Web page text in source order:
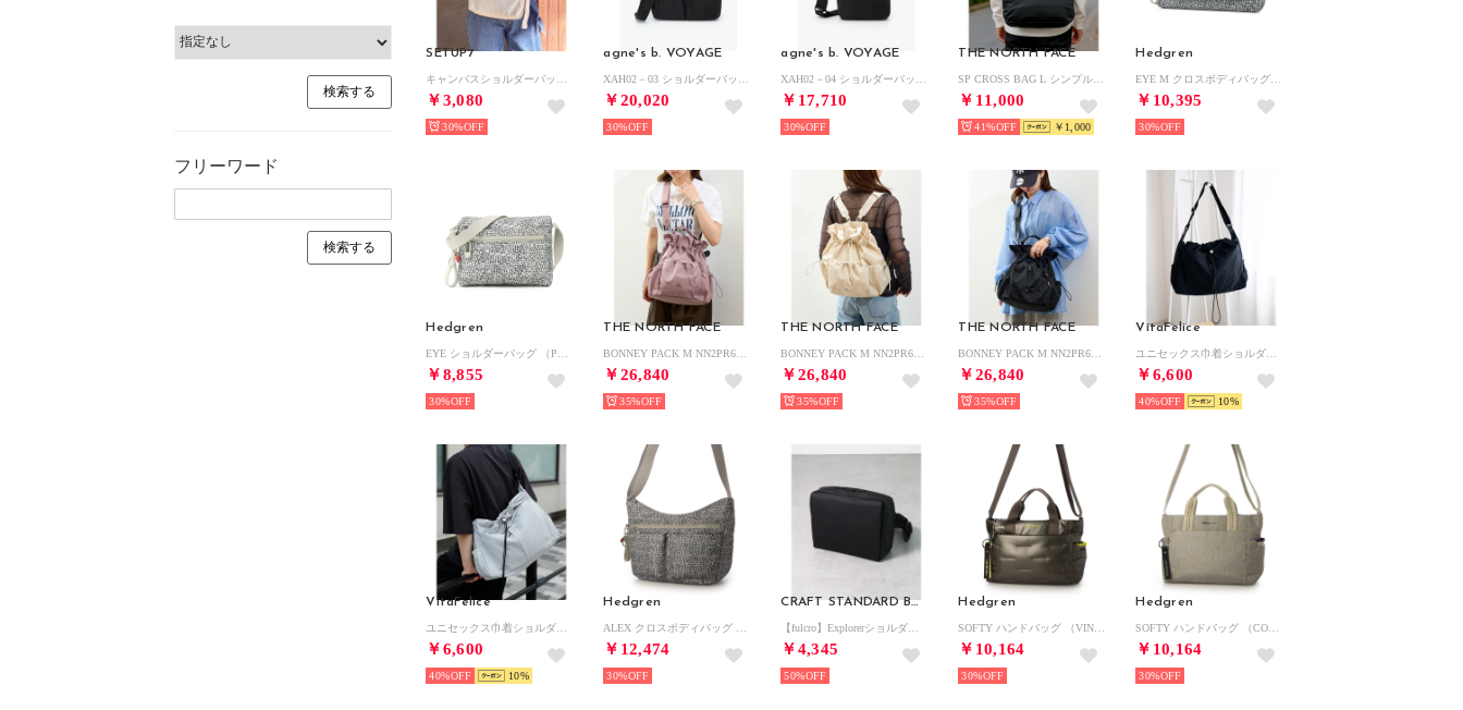
フリーワード
SETUP7
￥3,080
30%
agne's b. VOYAGE
￥20,020
30%
agne's b. VOYAGE
￥17,710
30%
THE NORTH FACE
￥11,000
41% ￥1,000
Hedgren
￥10,395
30%
Hedgren
￥8,855
30%
THE NORTH FACE
￥26,840
35%
THE NORTH FACE
￥26,840
35%
THE NORTH FACE
￥26,840
35%
VitaFelice
￥6,600
40% 10
VitaFelice
￥6,600
40% 10
Hedgren
￥12,474
30%
CRAFT STANDARD BOUTIQUE
￥4,345
50%
Hedgren
￥10,164
30%
Hedgren
￥10,164
30%